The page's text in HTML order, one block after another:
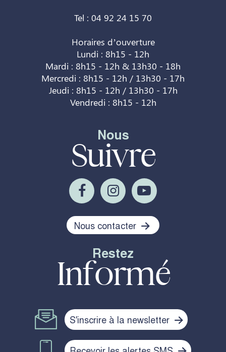
Tel : 04 92 24 15 70
Horaires d’ouverture
Lundi : 8h15 - 12h
Mardi : 8h15 - 12h & 13h30 - 18h
Mercredi : 8h15 - 12h / 13h30 - 17h
Jeudi : 8h15 - 12h / 13h30 - 17h
Vendredi : 8h15 - 12h
Nous
Suivre
Nous contacter
Restez
Informé
S'inscrire à la newsletter